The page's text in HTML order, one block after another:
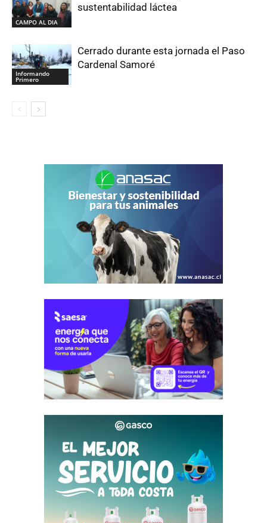
CAMPO AL DIA
sustentabilidad láctea
Informando
Primero
Cerrado durante esta jornada el Paso
Cardenal Samoré